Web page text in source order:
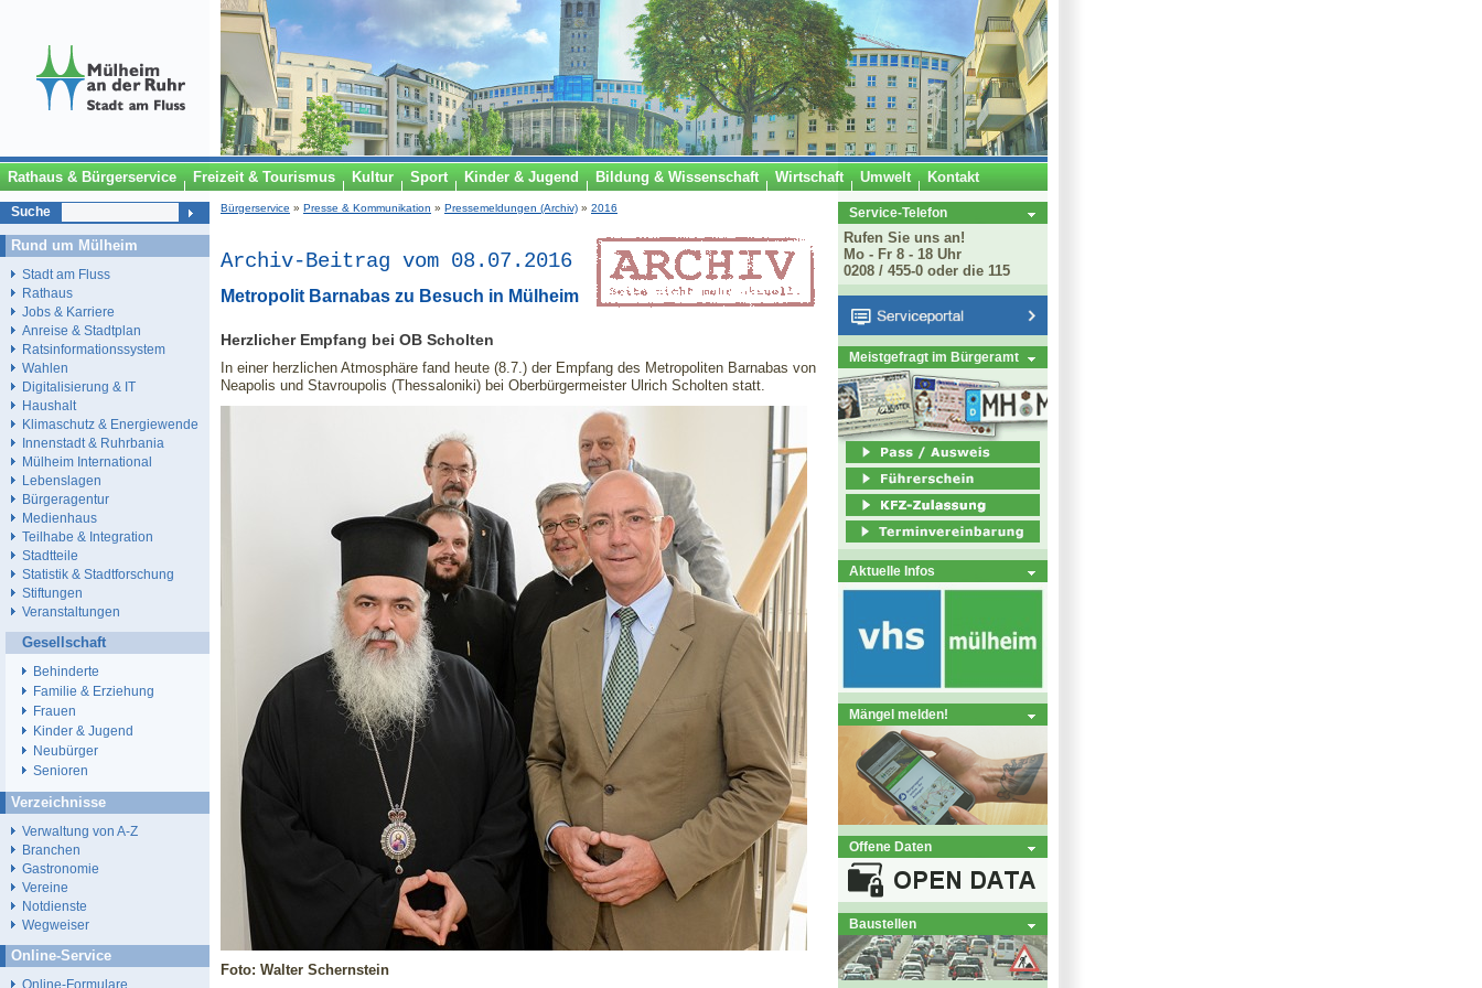
Rathaus & Bürgerservice Freizeit & Tourismus Kultur Sport Kinder & Jugend Bildung & Wissenschaft Wirtschaft Umwelt Kontakt
Bürgerservice » Presse & Kommunikation » Pressemeldungen (Archiv) » 2016
Archiv-Beitrag vom 08.07.2016
Metropolit Barnabas zu Besuch in Mülheim
Herzlicher Empfang bei OB Scholten
In einer herzlichen Atmosphäre fand heute (8.7.) der Empfang des Metropoliten Barnabas von
Neapolis und Stavroupolis (Thessaloniki) bei Oberbürgermeister Ulrich Scholten statt.
Foto: Walter Schernstein
Service-Telefon
Rufen Sie uns an!
Mo - Fr 8 - 18 Uhr
0208 / 455-0 oder die 115
Meistgefragt im Bürgeramt
Aktuelle Infos
Mängel melden!
Offene Daten
Baustellen
Suche
Rund um Mülheim
Stadt am Fluss
Rathaus
Jobs & Karriere
Anreise & Stadtplan
Ratsinformationssystem
Wahlen
Digitalisierung & IT
Haushalt
Klimaschutz & Energiewende
Innenstadt & Ruhrbania
Mülheim International
Lebenslagen
Bürgeragentur
Medienhaus
Teilhabe & Integration
Stadtteile
Statistik & Stadtforschung
Stiftungen
Veranstaltungen
Gesellschaft
Behinderte
Familie & Erziehung
Frauen
Kinder & Jugend
Neubürger
Senioren
Verzeichnisse
Verwaltung von A-Z
Branchen
Gastronomie
Vereine
Notdienste
Wegweiser
Online-Service
Online-Formulare